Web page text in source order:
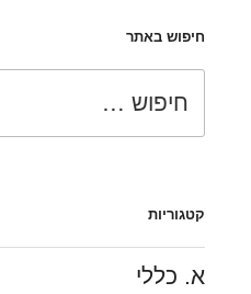
משפט
הכרעה
להליך
חיפוש באתר
קטגוריות
א. כללי